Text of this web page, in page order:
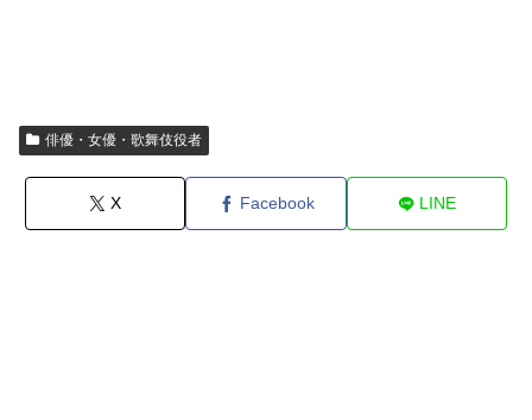
俳優・女優・歌舞伎役者
X Facebook LINE